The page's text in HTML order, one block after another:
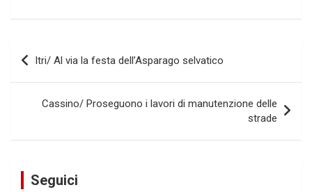
Navigazione
articoli
Itri/ Al via la festa dell’Asparago selvatico
Cassino/ Proseguono i lavori di manutenzione delle
strade
Seguici